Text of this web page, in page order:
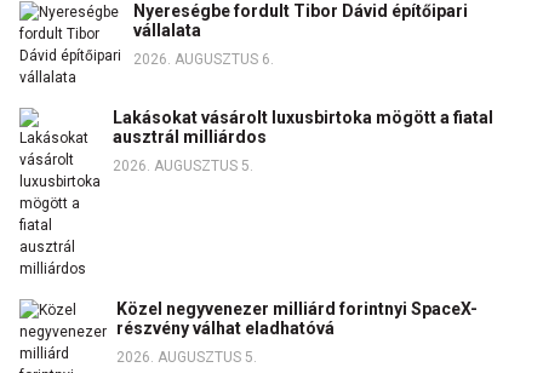
Nyereségbe fordult Tibor Dávid építőipari
vállalata
2026. AUGUSZTUS 6.
Lakásokat vásárolt luxusbirtoka mögött a fiatal
ausztrál milliárdos
2026. AUGUSZTUS 5.
Közel negyvenezer milliárd forintnyi SpaceX-
részvény válhat eladhatóvá
2026. AUGUSZTUS 5.